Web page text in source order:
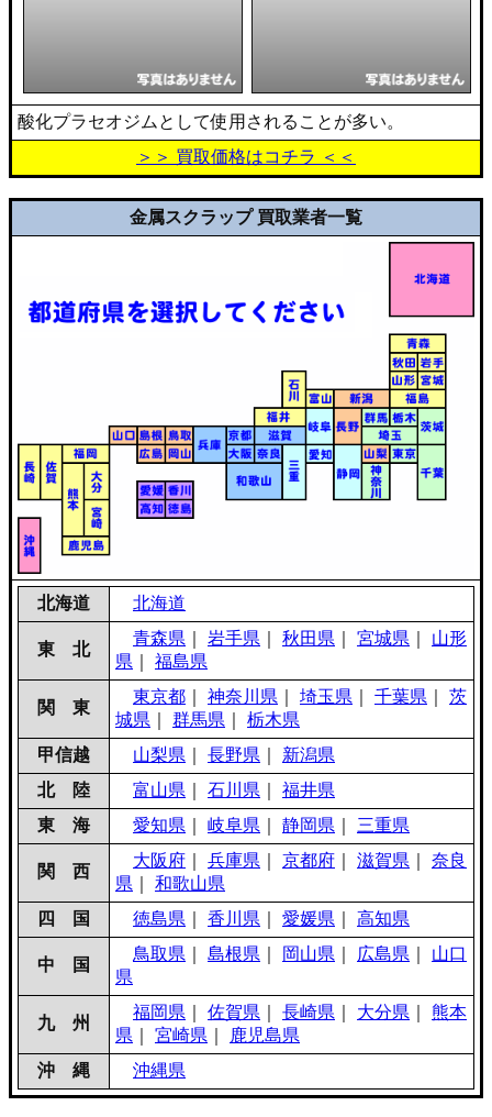
酸化プラセオジムとして使用されることが多い。
＞＞ 買取価格はコチラ ＜＜
金属スクラップ 買取業者一覧
北海道 北海道
東 北
青森県 岩手県 秋田県 宮城県
山形
県
福島県
関 東
東京都 神奈川県 埼玉県 千葉県
茨
城県
群馬県
栃木県
甲信越
山梨県 長野県
新潟県
北 陸
富山県 石川県
福井県
東 海
愛知県 岐阜県 静岡県 三重県
関 西
大阪府 兵庫県 京都府 滋賀県
奈良
県
和歌山県
四 国
徳島県 香川県 愛媛県 高知県
中 国
鳥取県 島根県 岡山県 広島県
山口
県
九 州
福岡県 佐賀県 長崎県 大分県
熊本
県
宮崎県
鹿児島県
沖 縄
沖縄県